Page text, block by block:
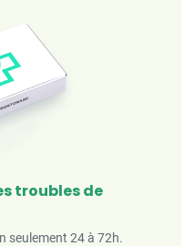
troubles de
seulement 24 à 72h.